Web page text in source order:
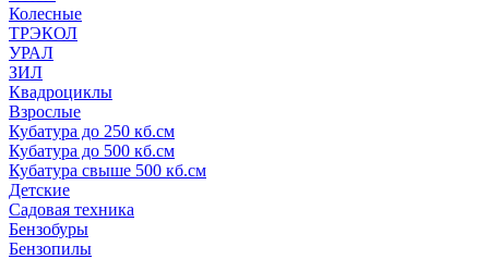
Колесные
ТРЭКОЛ
УРАЛ
ЗИЛ
Квадроциклы
Взрослые
Кубатура до 250 кб.см
Кубатура до 500 кб.см
Кубатура свыше 500 кб.см
Детские
Садовая техника
Бензобуры
Бензопилы